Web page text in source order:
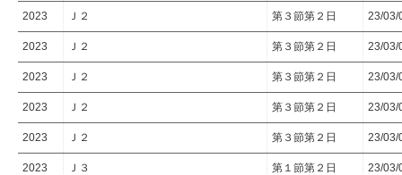
2023 Ｊ２ 第３節第２日 23/03/
2023 Ｊ２ 第３節第２日 23/03/
2023 Ｊ２ 第３節第２日 23/03/
2023 Ｊ２ 第３節第２日 23/03/
2023 Ｊ２ 第３節第２日 23/03/
2023 Ｊ３ 第１節第２日 23/03/